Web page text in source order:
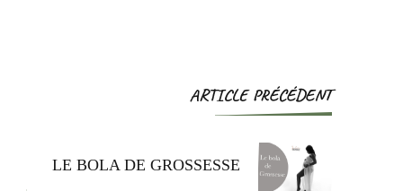
ARTICLE PRÉCÉDENT
LE BOLA DE GROSSESSE